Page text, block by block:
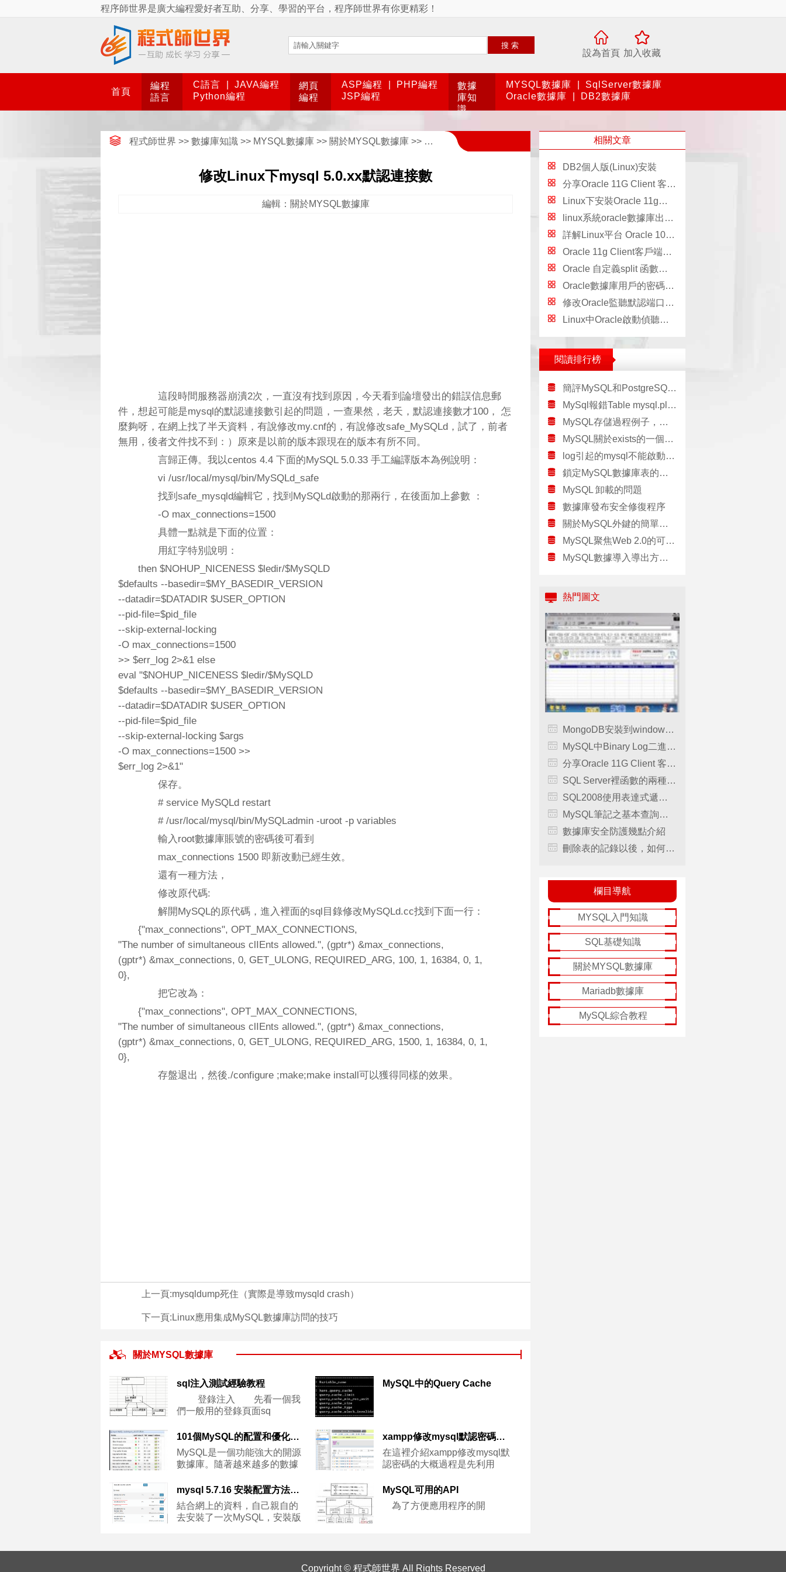
程序師世界是廣大編程愛好者互助、分享、學習的平台，程序師世界有你更精彩！
搜索
設為首頁 加入收藏
首頁
編程
語言
C語言
JAVA編程
Python編程
網頁
編程
ASP編程
PHP編程
JSP編程
數據
庫知
識
MYSQL數據庫
SqlServer數據庫
Oracle數據庫
DB2數據庫
程式師世界 >> 數據庫知識 >> MYSQL數據庫 >> 關於MYSQL數據庫 >> 修改Linux下mysql 5.0.xx默認連接數
修改Linux下mysql 5.0.xx默認連接數
編輯：關於MYSQL數據庫
這段時間服務器崩潰2次，一直沒有找到原因，今天看到論壇發出的錯誤信息郵
件，想起可能是mysql的默認連接數引起的問題，一查果然，老天，默認連接數才100， 怎
麼夠呀，在網上找了半天資料，有說修改my.cnf的，有說修改safe_MySQLd，試了，前者
無用，後者文件找不到：）原來是以前的版本跟現在的版本有所不同。
言歸正傳。我以centos 4.4 下面的MySQL 5.0.33 手工編譯版本為例說明：
vi /usr/local/mysql/bin/MySQLd_safe
找到safe_mysqld編輯它，找到MySQLd啟動的那兩行，在後面加上參數 ：
-O max_connections=1500
具體一點就是下面的位置：
用紅字特別說明：
then $NOHUP_NICENESS $ledir/$MySQLD
$defaults --basedir=$MY_BASEDIR_VERSION
--datadir=$DATADIR $USER_OPTION
--pid-file=$pid_file
--skip-external-locking
-O max_connections=1500
>> $err_log 2>&1 else
eval "$NOHUP_NICENESS $ledir/$MySQLD
$defaults --basedir=$MY_BASEDIR_VERSION
--datadir=$DATADIR $USER_OPTION
--pid-file=$pid_file
--skip-external-locking $args
-O max_connections=1500 >>
$err_log 2>&1"
保存。
# service MySQLd restart
# /usr/local/mysql/bin/MySQLadmin -uroot -p variables
輸入root數據庫賬號的密碼後可看到
max_connections 1500 即新改動已經生效。
還有一種方法，
修改原代碼:
解開MySQL的原代碼，進入裡面的sql目錄修改MySQLd.cc找到下面一行：
{"max_connections", OPT_MAX_CONNECTIONS,
"The number of simultaneous clIEnts allowed.", (gptr*) &max_connections,
(gptr*) &max_connections, 0, GET_ULONG, REQUIRED_ARG, 100, 1, 16384, 0, 1,
0},
把它改為：
{"max_connections", OPT_MAX_CONNECTIONS,
"The number of simultaneous clIEnts allowed.", (gptr*) &max_connections,
(gptr*) &max_connections, 0, GET_ULONG, REQUIRED_ARG, 1500, 1, 16384, 0, 1,
0},
存盤退出，然後./configure ;make;make install可以獲得同樣的效果。
上一頁:mysqldump死住（實際是導致mysqld crash）
下一頁: Linux應用集成MySQL數據庫訪問的技巧
關於MYSQL數據庫
sql注入測試經驗教程
登錄注入 先看一個我
們一般用的登錄頁面sq
MySQL中的Query Cache
101個MySQL的配置和優化的提示
MySQL是一個功能強大的開源
數據庫。隨著越來越多的數據
xampp修改mysql默認密碼的方法
在這裡介紹xampp修改mysql默
認密碼的大概過程是先利用
mysql 5.7.16 安裝配置方法圖文教程
結合網上的資料，自己親自的
去安裝了一次MySQL，安裝版
MySQL可用的API
為了方便應用程序的開
相關文章
DB2個人版(Linux)安裝
分享Oracle 11G Client 客戶端安裝步驟（圖文詳解）
Linux下安裝Oracle 11g出現prvf-0002錯誤解決辦法
linux系統oracle數據庫出現ora12505問題的解決方法
詳解Linux平台 Oracle 10gR2（10.2.0.5）RAC安裝 Part1：准備工作
Oracle 11g Client客戶端安裝教程
Oracle 自定義split 函數實例詳解
Oracle數據庫用戶的密碼過期時間如何修改為永不過期
修改Oracle監聽默認端口號1521的方法
Linux中Oracle啟動偵聽報錯TNS:permission denied的解決方法
閱讀排行榜
簡評MySQL和PostgreSQL優劣
MySql報錯Table mysql.plugin doesn’t exist的解決方法
MySQL存儲過程例子，包含事務，參數，嵌套調用，游標，循環等
MySQL關於exists的一個bug
log引起的mysql不能啟動的解決方法
鎖定MySQL數據庫表的方法簡介
MySQL 卸載的問題
數據庫發布安全修復程序
關於MySQL外鍵的簡單學習教程
MySQL聚焦Web 2.0的可擴展性
MySQL數據導入導出方法與工具mysqlimport
熱門圖文
MongoDB安裝到windows服務的方法及遇到問題的完美解決方案
MySQL中Binary Log二進制日志文件的基本操作命令小結，
分享Oracle 11G Client 客戶端安裝步驟（圖文詳解），oracle11g
SQL Server裡函數的兩種用法
SQL2008使用表達式遞歸查詢
MySQL筆記之基本查詢的應用詳解
數據庫安全防護幾點介紹
刪除表的記錄以後，如何使新記錄的編號仍然從1開始
欄目導航
MYSQL入門知識
SQL基礎知識
關於MYSQL數據庫
Mariadb數據庫
MySQL綜合教程
Copyright © 程式師世界 All Rights Reserved